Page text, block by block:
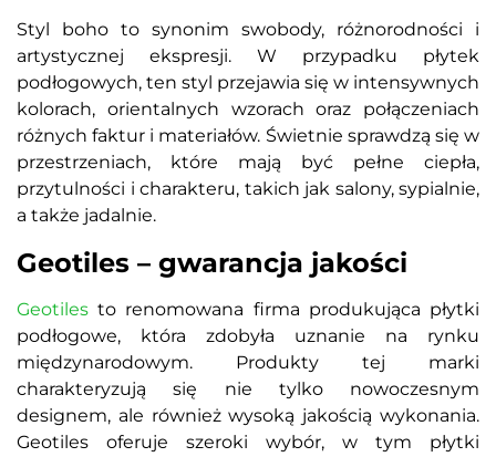
Styl boho to synonim swobody, różnorodności i
artystycznej ekspresji. W przypadku płytek
podłogowych, ten styl przejawia się w intensywnych
kolorach, orientalnych wzorach oraz połączeniach
różnych faktur i materiałów. Świetnie sprawdzą się w
przestrzeniach, które mają być pełne ciepła,
przytulności i charakteru, takich jak salony, sypialnie,
a także jadalnie.
Geotiles – gwarancja jakości
Geotiles to renomowana firma produkująca płytki
podłogowe, która zdobyła uznanie na rynku
międzynarodowym. Produkty tej marki
charakteryzują się nie tylko nowoczesnym
designem, ale również wysoką jakością wykonania.
Geotiles oferuje szeroki wybór, w tym płytki